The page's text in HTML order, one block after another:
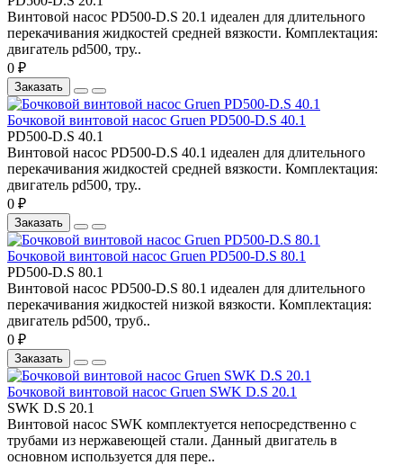
Винтовой насос PD500-D.S 20.1 идеален для длительного
перекачивания жидкостей средней вязкости. Комплектация:
двигатель pd500, тру..
0 ₽
Заказать
Бочковой винтовой насос Gruen PD500-D.S 40.1
PD500-D.S 40.1
Винтовой насос PD500-D.S 40.1 идеален для длительного
перекачивания жидкостей средней вязкости. Комплектация:
двигатель pd500, тру..
0 ₽
Заказать
Бочковой винтовой насос Gruen PD500-D.S 80.1
PD500-D.S 80.1
Винтовой насос PD500-D.S 80.1 идеален для длительного
перекачивания жидкостей низкой вязкости. Комплектация:
двигатель pd500, труб..
0 ₽
Заказать
Бочковой винтовой насос Gruen SWK D.S 20.1
SWK D.S 20.1
Винтовой насос SWK комплектуется непосредственно с
трубами из нержавеющей стали. Данный двигатель в
основном используется для пере..